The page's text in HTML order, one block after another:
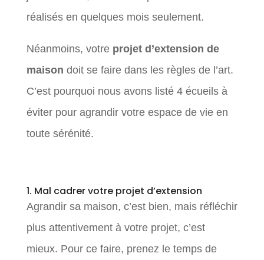
réalisés en quelques mois seulement.
Néanmoins, votre projet d’extension de
maison doit se faire dans les règles de l’art.
C’est pourquoi nous avons listé 4 écueils à
éviter pour agrandir votre espace de vie en
toute sérénité.
1. Mal cadrer votre projet d’extension
Agrandir sa maison, c’est bien, mais réfléchir
plus attentivement à votre projet, c’est
mieux. Pour ce faire, prenez le temps de